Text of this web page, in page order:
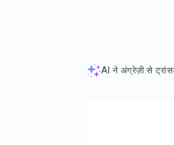
AI ने अंग्रेज़ी से